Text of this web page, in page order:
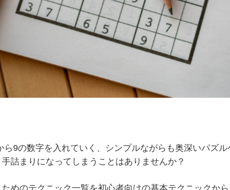
9の数字を入れていく、シンプルながらも奥深いパズ
詰まりになってしまうことはありませんか？
めのテクニック一覧を初心者向けの基本テクニックか